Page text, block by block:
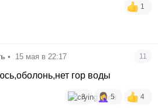
1
• 15 мая в 22:17 11
гор воды
3 5 4